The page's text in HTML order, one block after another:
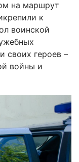
на маршрут
к
воинской
своих героев –
войны и